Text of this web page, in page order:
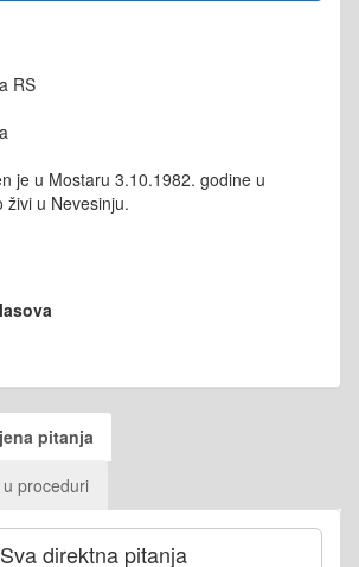
RS
je u Mostaru 3.10.1982. godine u
živi u Nevesinju.
pitanja
proceduri
Sva direktna pitanja